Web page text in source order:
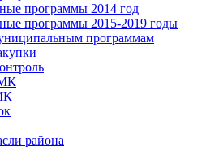
программы 2014 год
программы 2015-2019 годы
программам
района